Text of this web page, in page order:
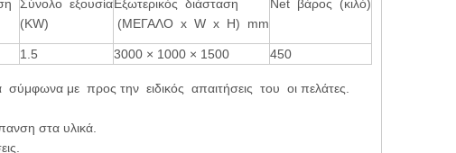
Σύνολο εξουσία
(KW)
Εξωτερικός διάσταση
(ΜΕΓΑΛΟ x W x Η) mm
Net βάρος (κιλό)
1.5 3000 × 1000 × 1500 450
με προς την ειδικός απαιτήσεις του οι πελάτες.
στα υλικά.